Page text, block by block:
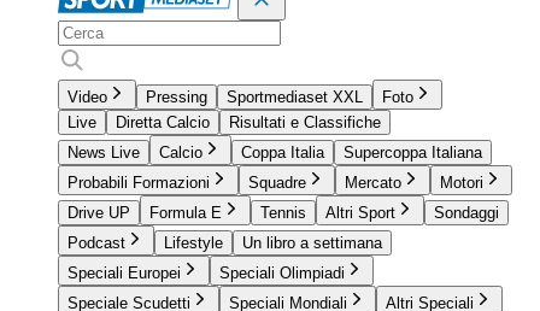
Video Pressing Sportmediaset XXL
Foto
Live
Diretta Calcio
Risultati e Classifiche
News Live
Calcio Coppa Italia
Supercoppa Italiana
Probabili Formazioni
Squadre Mercato
Motori
Drive UP
Formula E Tennis Altri Sport
Sondaggi
Podcast
Lifestyle
Un libro a settimana
Speciali Europei
Speciali Olimpiadi
Speciale Scudetti
Speciali Mondiali Altri Speciali